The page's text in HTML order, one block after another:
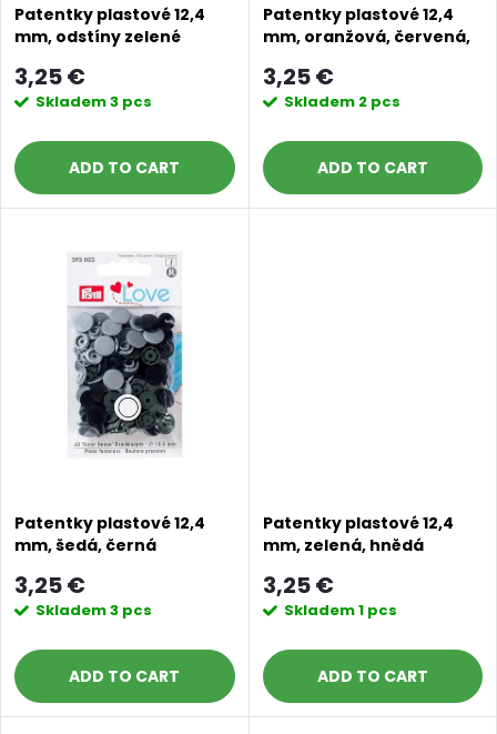
s
o
r
t
p
r
o
d
Patentky plastové 12,4
mm, odstíny zelené
3,25 €
Skladem3 pcs
ADD TO CART
Patentky plastové 12,4
mm, oranžová, červená,
3,25 €
Skladem 2 pcs
ADD TO CART
Patentky plastové 12,4
mm, šedá, černá
3,25 €
Skladem3 pcs
ADD TO CART
Patentky plastové 12,4
mm, zelená, hnědá
3,25 €
Skladem1 pcs
ADD TO CART